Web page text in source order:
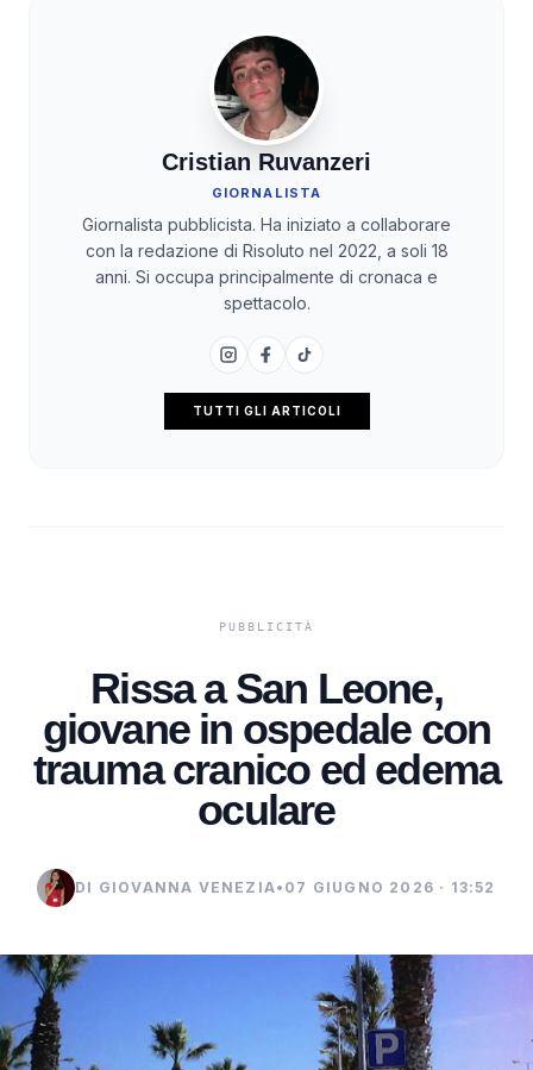
Cristian Ruvanzeri
GIORNALISTA
Giornalista pubblicista. Ha iniziato a collaborare
con la redazione di Risoluto nel 2022, a soli 18
anni. Si occupa principalmente di cronaca e
spettacolo.
TUTTI GLI ARTICOLI
Rissa a San Leone,
giovane in ospedale con
trauma cranico ed edema
oculare
DI GIOVANNA VENEZIA• 07 GIUGNO 2026 · 13:52